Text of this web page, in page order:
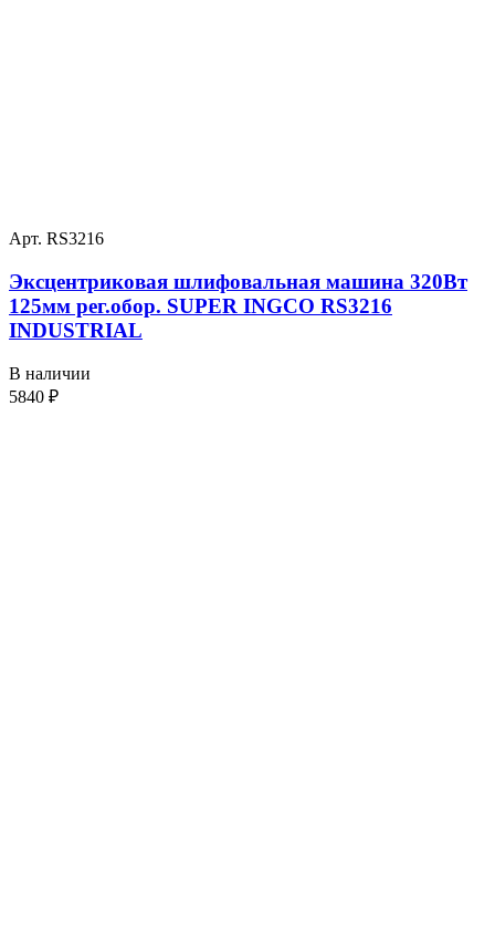
Арт. RS3216
Эксцентриковая шлифовальная машина 320Вт
125мм рег.обор. SUPER INGCO RS3216
INDUSTRIAL
В наличии
5840 ₽